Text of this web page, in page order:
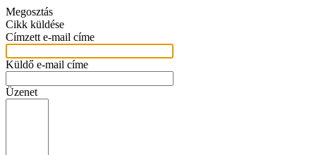
Megosztás
Cikk küldése
Címzett e-mail címe
Küldő e-mail címe
Üzenet